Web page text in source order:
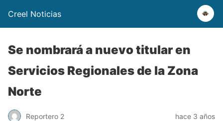
Creel Noticias
Se nombrará a nuevo titular en
Servicios Regionales de la Zona
Norte
Reportero 2 hace 3 años